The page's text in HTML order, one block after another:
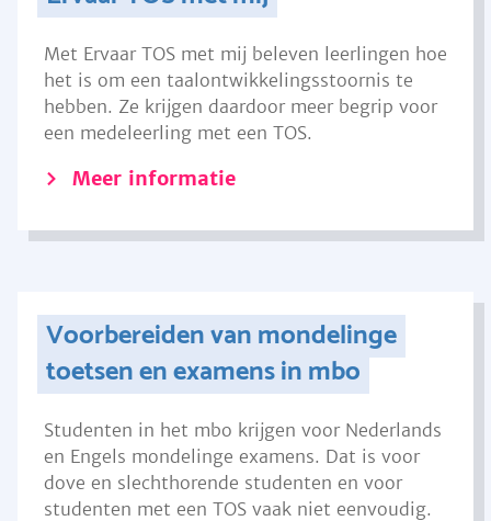
Met Ervaar TOS met mij beleven leerlingen hoe
het is om een taalontwikkelingsstoornis te
hebben. Ze krijgen daardoor meer begrip voor
een medeleerling met een TOS.
Meer informatie
Voorbereiden van mondelinge
toetsen en examens in mbo
Studenten in het mbo krijgen voor Nederlands
en Engels mondelinge examens. Dat is voor
dove en slechthorende studenten en voor
studenten met een TOS vaak niet eenvoudig.